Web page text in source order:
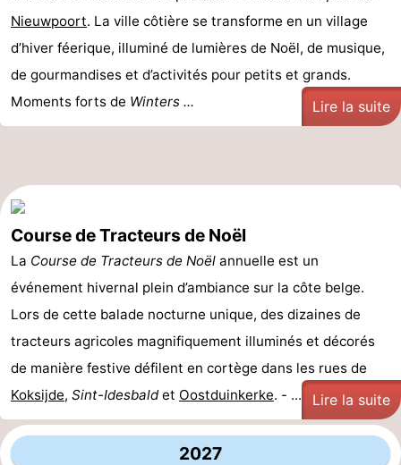
Nieuwpoort. La ville côtière se transforme en un village
d’hiver féerique, illuminé de lumières de Noël, de musique,
de gourmandises et d’activités pour petits et grands.
Moments forts de Winters ... Lire la suite
Course de Tracteurs de Noël
La Course de Tracteurs de Noël annuelle est un
événement hivernal plein d’ambiance sur la côte belge.
Lors de cette balade nocturne unique, des dizaines de
tracteurs agricoles magnifiquement illuminés et décorés
de manière festive défilent en cortège dans les rues de
Koksijde, Sint-Idesbaldet Oostduinkerke. - ... Lire la suite
2027